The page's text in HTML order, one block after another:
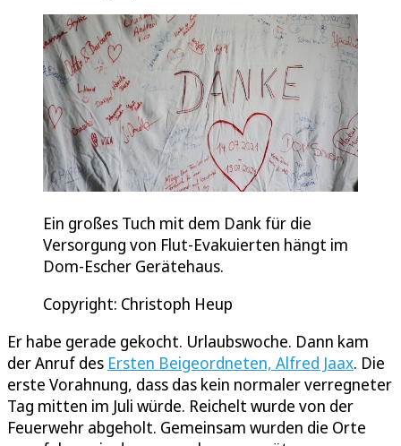
Ein großes Tuch mit dem Dank für die
Versorgung von Flut-Evakuierten hängt im
Dom-Escher Gerätehaus.
Copyright: Christoph Heup
Er habe gerade gekocht. Urlaubswoche. Dann kam
der Anruf des Ersten Beigeordneten, Alfred Jaax. Die
erste Vorahnung, dass das kein normaler verregneter
Tag mitten im Juli würde. Reichelt wurde von der
Feuerwehr abgeholt. Gemeinsam wurden die Orte